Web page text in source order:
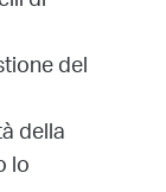
del
della
lo